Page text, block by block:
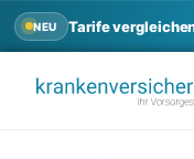
NEU Tarife